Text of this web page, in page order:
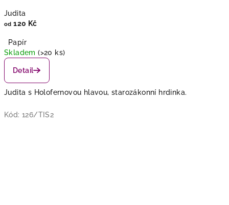
ě
i
n
a
s
Judita
od 120 Kč
Papír
Skladem(>20 ks)
Detail
Judita s Holofernovou hlavou, starozákonní hrdinka.
Kód: 126/TIS2